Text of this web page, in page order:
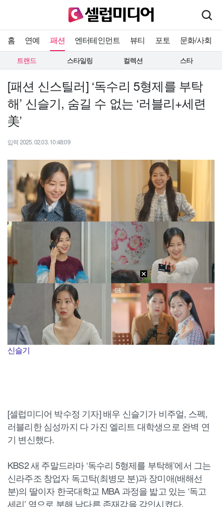
홈 연예 패션 엔터테인먼트 뷰티 포토 문화/사회
트랜드 스타일링 컬렉션 스타
[패션 신스틸러] ‘독수리 5형제를 부탁
해’ 신슬기, 숨길 수 없는 ‘러블리+세련
美’
입력 2025. 02.03. 10:48:09
신슬기
[셀럽미디어 박수정 기자] 배우 신슬기가 비주얼, 스펙,
러블리한 심성까지 다 가진 엘리트 대학생으로 완벽 연
기 변신했다.
KBS2 새 주말드라마 ‘독수리 5형제를 부탁해’에서 그는
신라주조 창업자 독고탁(최병모 분)과 장미애(배해선
분)의 딸이자 한국대학교 MBA 과정을 밟고 있는 ‘독고
세리’ 역으로 분해 남다른 존재감을 각인시켰다.